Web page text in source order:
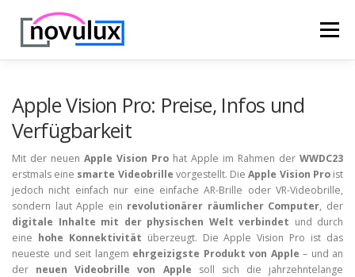
Inhalt
springen
Menü
Apple Vision Pro: Preise, Infos und
Verfügbarkeit
Mit der neuen Apple Vision Pro hat Apple im Rahmen der WWDC23
erstmals eine smarte Videobrille vorgestellt. DieApple Vision Proist
jedoch nicht einfach nur eine einfache AR-Brille oder VR-Videobrille,
sondern laut Apple ein revolutionärer räumlicher Computer, der
digitale Inhalte mit der physischen Welt verbindet und durch
eine hohe Konnektivität überzeugt. Die Apple Vision Pro ist das
neueste und seit langem ehrgeizigste Produkt von Apple – und an
der neuen Videobrille von Apple soll sich die jahrzehntelange